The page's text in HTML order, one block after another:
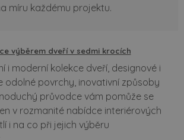
míru každému projektu.
výběrem dveří v sedmi krocích
i moderní kolekce dveří, designové i
odolné povrchy, inovativní způsoby
průvodce vám pomůže se
v rozmanité nabídce interiérových
i na co při jejich výběru